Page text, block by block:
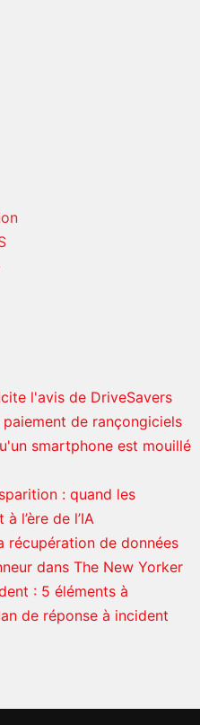
l'avis de DriveSavers
de rançongiciels
smartphone est mouillé
: quand les
l’ère de l’IA
récupération de données
dans The New Yorker
: 5 éléments à
de réponse à incident